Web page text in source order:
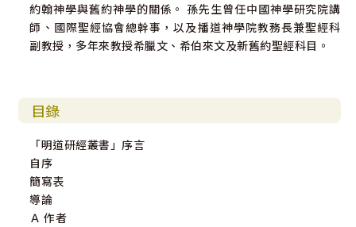
約翰神學與舊約神學的關係。 孫先生曾任中國神學研究院講
師、國際聖經協會總幹事，以及播道神學院教務長兼聖經科
副教授，多年來教授希臘文、希伯來文及新舊約聖經科目。
目錄
「明道研經叢書」序言
自序
簡寫表
導論
Ａ 作者